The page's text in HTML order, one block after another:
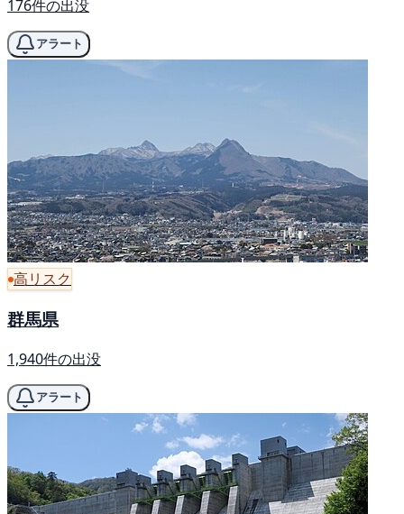
176件の出没
アラート
高リスク
群馬県
1,940件の出没
アラート